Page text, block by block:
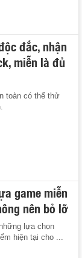
đắc, nhận
miễn là đủ
toàn có thể thử
game miễn
nên bỏ lỡ
lựa chọn
hiện tại cho ...